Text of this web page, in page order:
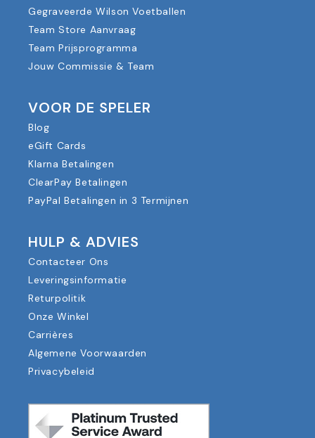
Gegraveerde Wilson Voetballen
Team Store Aanvraag
Team Prijsprogramma
Jouw Commissie & Team
VOOR DE SPELER
Blog
eGift Cards
Klarna Betalingen
ClearPay Betalingen
PayPal Betalingen in 3 Termijnen
HULP & ADVIES
Contacteer Ons
Leveringsinformatie
Returpolitik
Onze Winkel
Carrières
Algemene Voorwaarden
Privacybeleid